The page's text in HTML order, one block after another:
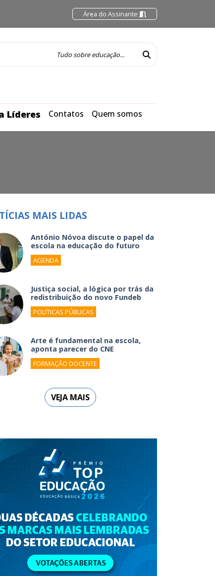
Área do Assinante
Líderes Contatos Quem somos
MAIS LIDAS
António Nóvoa discute o papel da
escola na educação do futuro
AGENDA
Justiça social, a lógica por trás da
redistribuição do novo Fundeb
POLÍTICAS PÚBLICAS
Arte é fundamental na escola,
aponta parecer do CNE
FORMAÇÃO DOCENTE
VEJA MAIS